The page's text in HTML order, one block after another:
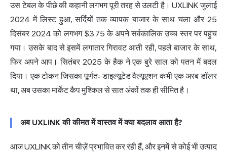
उस टेबल के पीछे की कहानी लगभग पूरी तरह से उलटी है। UXLINK जुलाई
2024 में लिस्ट हुआ, सर्दियों तक व्यापक बाजार के साथ चला और 25
दिसंबर 2024 को लगभग $3.75 के अपने सर्वकालिक उच्च स्तर पर पहुंच
गया। उसके बाद से इसमें लगातार गिरावट आती रही, पहले बाजार के साथ,
फिर अपने आप। सितंबर 2025 के हैक ने एक बुरे साल को पतन में बदल
दिया। एक टोकन जिसका पूर्णतः डाइल्यूटेड वैल्यूएशन कभी एक अरब डॉलर
था, अब उसका मार्केट कैप मुश्किल से सात अंकों तक ही सीमित है।
अब UXLINK की कीमत में वास्तव में क्या बदलाव आता है?
आज UXLINK को तीन चीज़ें प्रभावित कर रही हैं, और इनमें से कोई भी उत्पाद